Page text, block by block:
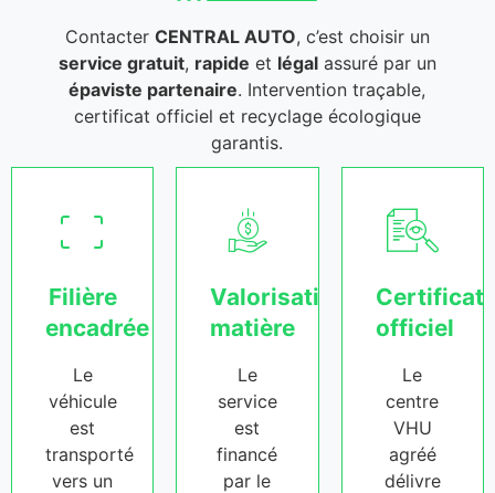
Contacter CENTRAL AUTO, c’est choisir un
service gratuit, rapide et légalassuré par un
épaviste partenaire. Intervention traçable,
certificat officiel et recyclage écologique
garantis.
Filière
encadrée
Le
véhicule
est
transporté
vers un
Valorisation
matière
Le
service
est
financé
par le
Certificat
officiel
Le
centre
VHU
agréé
délivre